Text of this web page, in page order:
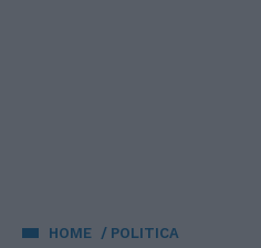
HOME POLITICA